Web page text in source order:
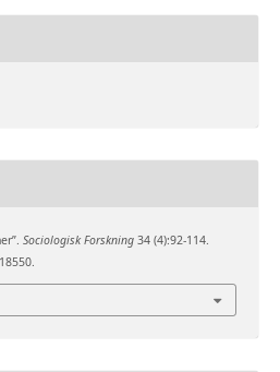
Sociologisk Forskning34 (4):92-114.